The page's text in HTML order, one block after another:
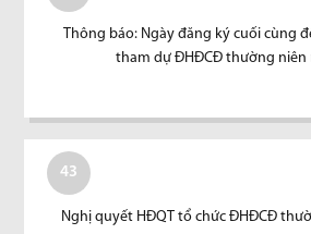
Thông báo: Ngày đăng ký cuối cùng
tham dự ĐHĐCĐ thường niên
43
Nghị quyết HĐQT tổ chức ĐHĐCĐ